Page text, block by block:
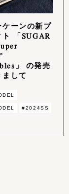
ケーンの新プ
ト 「SUGAR
」 の発売
まして
#2024SS